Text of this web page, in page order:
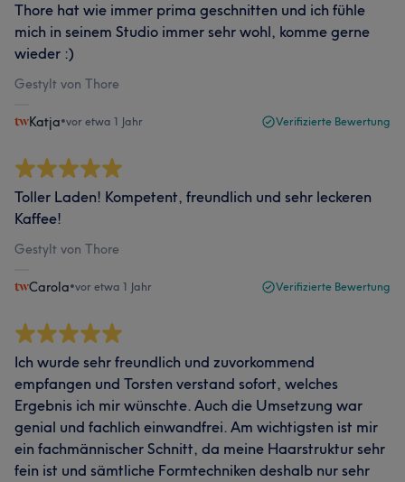
Thore hat wie immer prima geschnitten und ich fühle
mich in seinem Studio immer sehr wohl, komme gerne
wieder :)
Gestylt von Thore
Katja•vor etwa 1 Jahr Verifizierte Bewertung
Toller Laden! Kompetent, freundlich und sehr leckeren
Kaffee!
Gestylt von Thore
Carola•vor etwa 1 Jahr Verifizierte Bewertung
Ich wurde sehr freundlich und zuvorkommend
empfangen und Torsten verstand sofort, welches
Ergebnis ich mir wünschte. Auch die Umsetzung war
genial und fachlich einwandfrei. Am wichtigsten ist mir
ein fachmännischer Schnitt, da meine Haarstruktur sehr
fein ist und sämtliche Formtechniken deshalb nur sehr